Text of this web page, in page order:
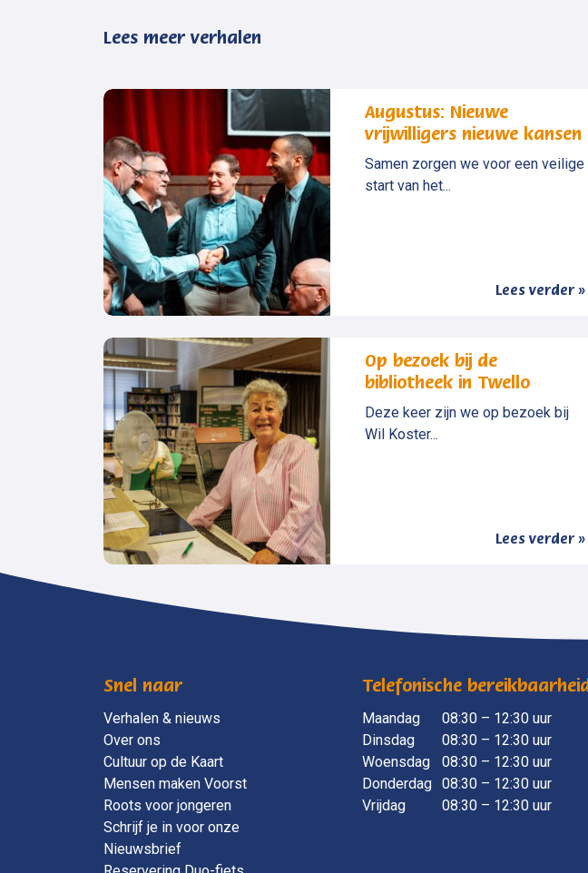
Lees meer verhalen
Augustus: Nieuwe
vrijwilligers nieuwe kansen
Samen zorgen we voor een veilige
start van het...
Lees verder »
Op bezoek bij de
bibliotheek in Twello
Deze keer zijn we op bezoek bij
Wil Koster...
Lees verder »
Snel naar
Verhalen & nieuws
Over ons
Cultuur op de Kaart
Mensen maken Voorst
Roots voor jongeren
Schrijf je in voor onze
Nieuwsbrief
Telefonische bereikbaarheid
Maandag
​ 08:30 – 12:30 uur
Dinsdag
08:30 – 12:30 uur
Woensdag
08:30 – 12:30 uur
Donderdag 08:30 – 12:30 uur
Vrijdag
08:30 – 12:30 uur